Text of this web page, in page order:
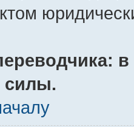
силы.